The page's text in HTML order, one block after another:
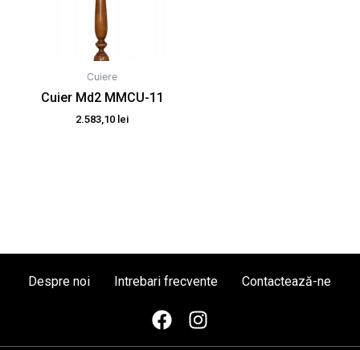
Cuiere
Cuier Md2 MMCU-11
2.583,10 lei
Despre noi Intrebari frecvente Contactează-ne
F
I